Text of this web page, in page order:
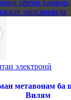
сферӣ-ҳамвор,
чархзананда
электронӣ
Вилям